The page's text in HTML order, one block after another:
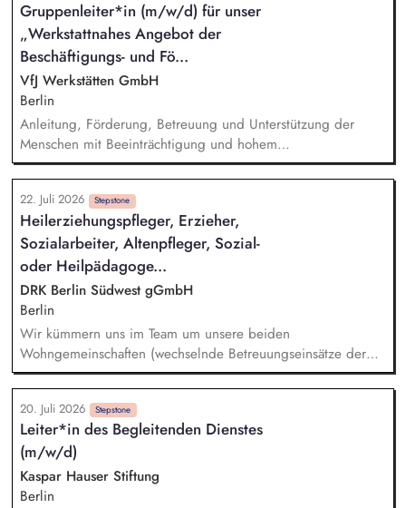
Lerninhalten sowie die Weiterentwicklung der Persönlichkeit,
Bewerbungsmanagement, Akquise von Ausbildungs- bzw.
Arbeitsplätzen, administrative Tätigkeiten, Kontakt zu den
Auftraggebern
Gruppenleiter*in (m/w/d) für unser
„Werkstattnahes Angebot der
Beschäftigungs- und Fö...
VfJ Werkstätten GmbH
Berlin
Anleitung, Förderung, Betreuung und Unterstützung der
Menschen mit Beeinträchtigung und hohem
Unterstützungsbedarf – in Gruppen und individuell
Dialogische Entwicklung individueller Förderpläne
Unterstützende Begleitung von individuellen
Entwicklungsschritten und Gruppenprozessen Pflegerische
Assistenz entsprechend des Bedarfs Dokumentation der
Betreuungstätigkeiten und der Entwicklung der
Teilnehmer*innen
22. Juli 2026 Stepstone
Heilerziehungspfleger, Erzieher,
Sozialarbeiter, Altenpfleger, Sozial-
oder Heilpädagoge...
DRK Berlin Südwest gGmbH
Berlin
Wir kümmern uns im Team um unsere beiden
Wohngemeinschaften (wechselnde Betreuungseinsätze der
Mitarbeitenden in den Gemeinschaften). Wir geben
Orientierung im Alltag und gestalten gemeinsam mit den
Bewohnerinnen und Bewohnern ein Umfeld, das Teilhabe und
Wohlbefinden fördert. Wir dokumentieren
Entwicklungsstände und sind im engen Austausch mit Team,
Angehörigen, Ärzten, Schulen und Behörden.
20. Juli 2026 Stepstone
Leiter*in des Begleitenden Dienstes
(m/w/d)
Kaspar Hauser Stiftung
Berlin